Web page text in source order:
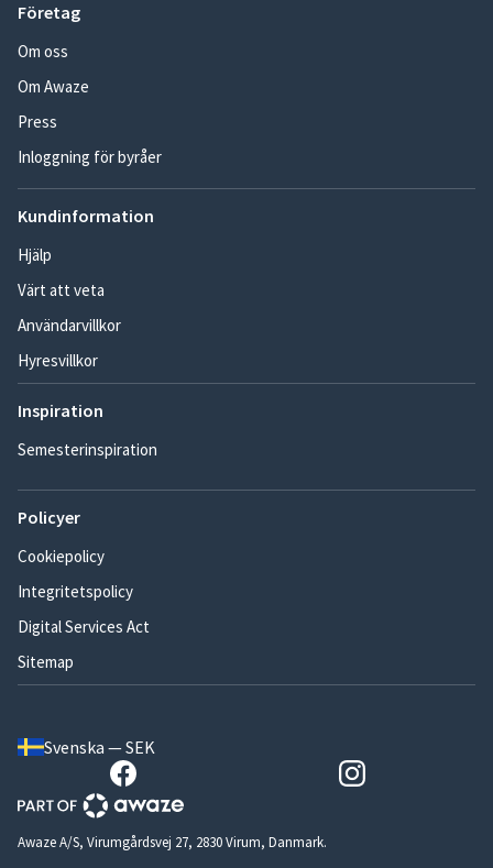
Företag
Om oss
Om Awaze
Press
Inloggning för byråer
Kundinformation
Hjälp
Värt att veta
Användarvillkor
Hyresvillkor
Inspiration
Semesterinspiration
Policyer
Cookiepolicy
Integritetspolicy
Digital Services Act
Sitemap
Svenska — SEK
Awaze A/S, Virumgårdsvej 27, 2830 Virum, Danmark.